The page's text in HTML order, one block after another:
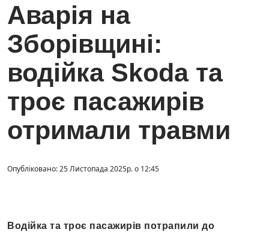
Аварія на
Зборівщині:
водійка Skoda та
троє пасажирів
отримали травми
Опубліковано: 25 Листопада 2025р. о 12:45
Водійка та троє пасажирів потрапили до